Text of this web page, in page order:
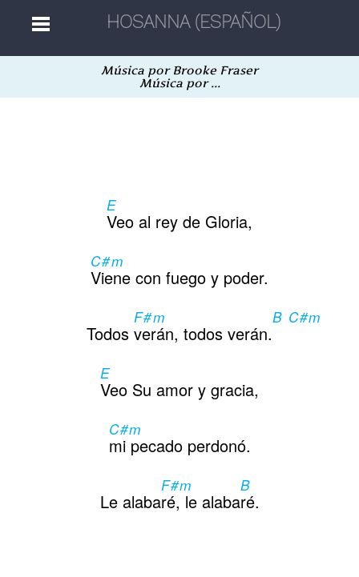
Autores
Separatas
Contactos
Música por Brooke Fraser
Música por ...
E
Veo al rey de Gloria,
C#m
Viene con fuego y poder.
Todos
F#m
verán, todos verán.
B C#m
E
Veo Su amor y gracia,
C#m
mi pecado perdonó.
Le alaba
F#m
ré, le alaba
B
ré.